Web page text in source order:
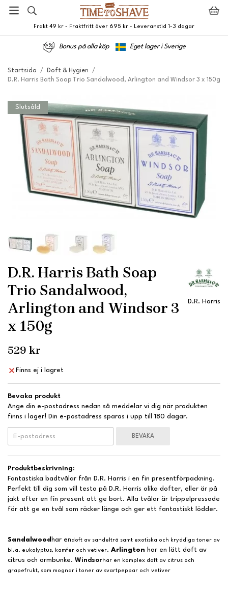
Frakt 49 kr - Fraktfritt över 695 kr - Leveranstid 1-3 dagar
Bonus på alla köp Eget lager i Sverige
Startsida / Doft & Hygien
/
D.R. Harris Bath Soap Trio Sandalwood, Arlington and Windsor 3 x 150g
Slutsåld
D.R. Harris Bath Soap
Trio Sandalwood,
Arlington and Windsor 3
x 150g
D.R. Harris
529 kr
Finns ej i lagret
Bevaka produkt
Ange din e-postadress nedan så meddelar vi dig när produkten
finns i lager! Din e-postadress sparas i upp till 180 dagar.
BEVAKA
Produktbeskrivning:
Fantastiska badtvålar från D.R. Harris i en fin presentförpackning.
Perfekt till dig som vill testa på D.R. Harris olika dofter, eller är på
jakt efter en fin present att ge bort. Alla tvålar är trippelpressade
för att ge en tvål som räcker länge och ger ett fantastiskt lödder.
Sandalwood har endoft av sandelträ samt exotiska och kryddiga toner av
bl.a. eukalyptus, kamfer och vetiver. Arlington har en lätt doft av
citrus och ormbunke. Windsorhar en komplex doft av citrus och
grapefrukt, som mognar i toner av svartpeppar och vetiver